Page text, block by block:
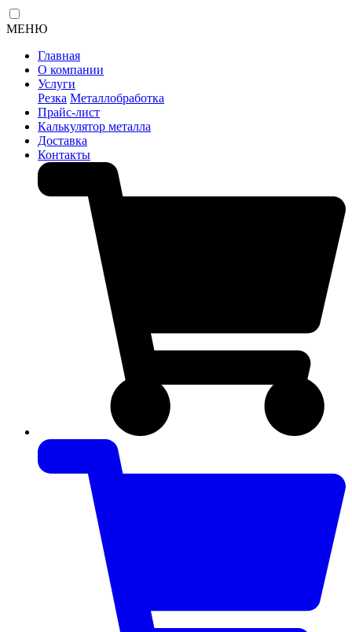
МЕНЮ
Главная
О компании
Услуги
Резка Металлобработка
Прайс-лист
Калькулятор металла
Доставка
Контакты